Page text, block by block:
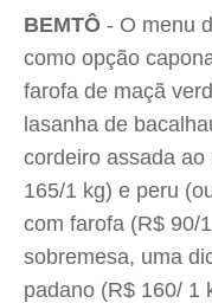
BEMTÔ - O menu
como opção
farofa de maçã
lasanha de
cordeiro assada
165/1 kg) e peru
com farofa (R$ 90/
sobremesa, uma
padano (R$ 160/ 1